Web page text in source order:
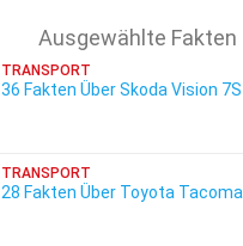
Ausgewählte Fakten
TRANSPORT
36 Fakten Über Skoda Vision 7S
TRANSPORT
28 Fakten Über Toyota Tacoma